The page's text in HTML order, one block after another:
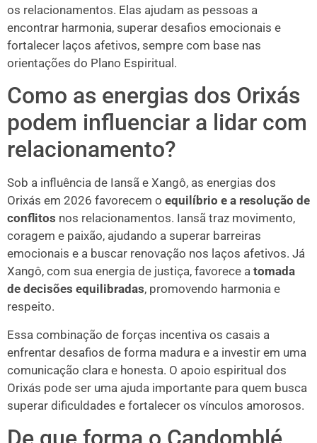
os relacionamentos. Elas ajudam as pessoas a
encontrar harmonia, superar desafios emocionais e
fortalecer laços afetivos, sempre com base nas
orientações do Plano Espiritual.
Como as energias dos Orixás
podem influenciar a lidar com
relacionamento?
Sob a influência de Iansã e Xangô, as energias dos
Orixás em 2026 favorecem o equilíbrio e a resolução de
conflitos nos relacionamentos. Iansã traz movimento,
coragem e paixão, ajudando a superar barreiras
emocionais e a buscar renovação nos laços afetivos. Já
Xangô, com sua energia de justiça, favorece a tomada
de decisões equilibradas, promovendo harmonia e
respeito.
Essa combinação de forças incentiva os casais a
enfrentar desafios de forma madura e a investir em uma
comunicação clara e honesta. O apoio espiritual dos
Orixás pode ser uma ajuda importante para quem busca
superar dificuldades e fortalecer os vínculos amorosos.